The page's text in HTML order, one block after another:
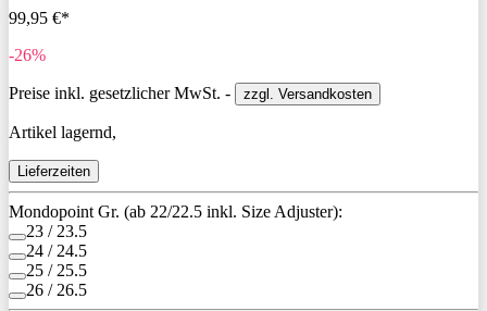
99,95 €*
-26%
Preise inkl. gesetzlicher MwSt. - zzgl. Versandkosten
Artikel lagernd,
Lieferzeiten
Mondopoint Gr. (ab 22/22.5 inkl. Size Adjuster):
23 / 23.5
24 / 24.5
25 / 25.5
26 / 26.5